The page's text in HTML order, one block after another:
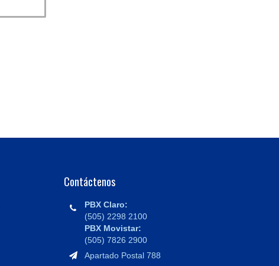
Contáctenos
PBX Claro:
(505) 2298 2100
PBX Movistar:
(505) 7826 2900
Apartado Postal 788